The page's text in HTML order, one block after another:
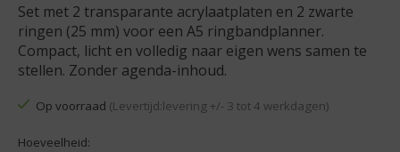
Set met 2 transparante acrylaatplaten en 2 zwarte
ringen (25 mm) voor een A5 ringbandplanner.
Compact, licht en volledig naar eigen wens samen te
stellen. Zonder agenda-inhoud.
Op voorraad (Levertijd:levering +/- 3 tot 4 werkdagen)
Hoeveelheid: